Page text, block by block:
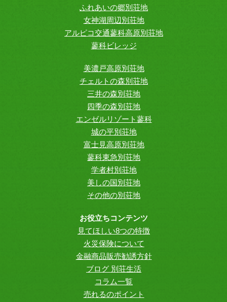
ふれあいの郷別荘地
女神湖周辺別荘地
アルピコ交通蓼科高原別荘地
蓼科ビレッジ
美濃戸高原別荘地
チェルトの森別荘地
三井の森別荘地
四季の森別荘地
エンゼルリゾート蓼科
城の平別荘地
富士見高原別荘地
蓼科東急別荘地
学者村別荘地
美しの国別荘地
その他の別荘地
お役立ちコンテンツ
見てほしい8つの特徴
火災保険について
金融商品販売勧誘方針
ブログ 別荘生活
コラム一覧
売れるのポイント